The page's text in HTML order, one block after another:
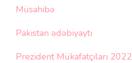
Müsahibə
Pakistan ədəbiyaytı
Prezident Mükafatçıları 2022